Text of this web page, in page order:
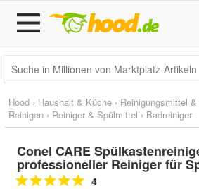
Hood › Haushalt & Küche › Reinigungsmittel
Reinigen › Reiniger & Spülmittel › Badreiniger
Conel CARE
professioneller Reiniger für
4